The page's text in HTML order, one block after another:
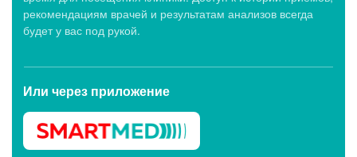
рекомендациям врачей и результатам анализов всегда
будет у вас под рукой.
Или через приложение